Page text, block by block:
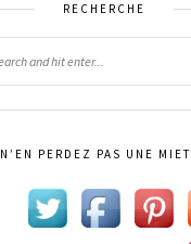
RECHERCHE
N’EN PERDEZ PAS UNE